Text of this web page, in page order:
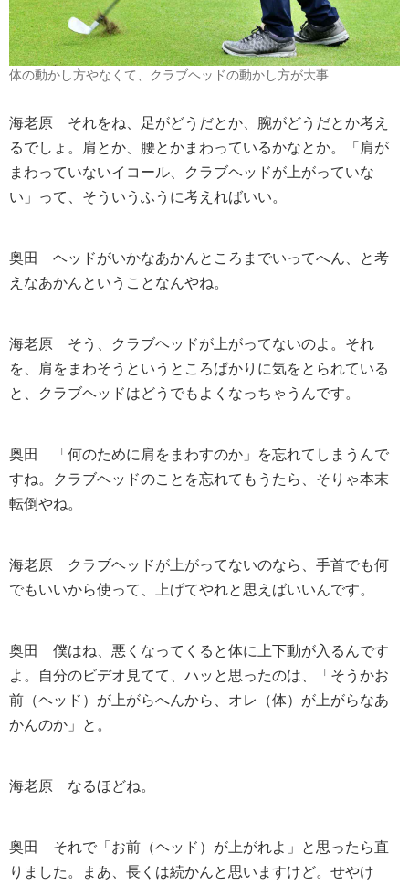
体の動かし方やなくて、クラブヘッドの動かし方が大事
海老原 それをね、足がどうだとか、腕がどうだとか考え
るでしょ。肩とか、腰とかまわっているかなとか。「肩が
まわっていないイコール、クラブヘッドが上がっていな
い」って、そういうふうに考えればいい。
奥田 ヘッドがいかなあかんところまでいってへん、と考
えなあかんということなんやね。
海老原 そう、クラブヘッドが上がってないのよ。それ
を、肩をまわそうというところばかりに気をとられている
と、クラブヘッドはどうでもよくなっちゃうんです。
奥田 「何のために肩をまわすのか」を忘れてしまうんで
すね。クラブヘッドのことを忘れてもうたら、そりゃ本末
転倒やね。
海老原 クラブヘッドが上がってないのなら、手首でも何
でもいいから使って、上げてやれと思えばいいんです。
奥田 僕はね、悪くなってくると体に上下動が入るんです
よ。自分のビデオ見てて、ハッと思ったのは、「そうかお
前（ヘッド）が上がらへんから、オレ（体）が上がらなあ
かんのか」と。
海老原 なるほどね。
奥田 それで「お前（ヘッド）が上がれよ」と思ったら直
りました。まあ、長くは続かんと思いますけど。せやけ